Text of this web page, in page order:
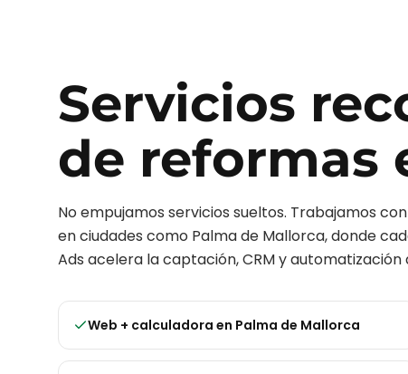
Servicios
de reformas
No empujamos servicios sueltos. Trabajamos
en ciudades como Palma de Mallorca, donde
Ads acelera la captación, CRM y
Web + calculadora en Palma de Mallorca